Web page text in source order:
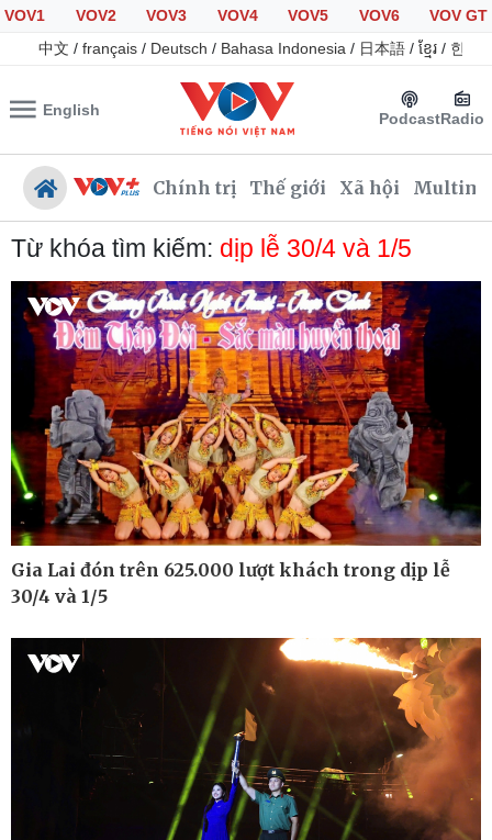
VOV1 VOV2 VOV3 VOV4 VOV5 VOV6
VOV GT
中文 / français / Deutsch / Bahasa Indonesia / 日本語 / ខ្មែរ / 한국
English PodcastRadio
Chính trị Thế giới Xã hội
Chính trị
Đảng
Tổ chức nhân sự
Quốc hội
Nhận diện sự thật
Xã hội
Tin 24h
Giáo dục
Dự báo thời tiết
Dấu ấn VOV
Việc làm
Biển đảo
Quan sát
Cuộc sống đó đây
Ảnh
Video
E-Magazine
Infographic
Từ khóa tìm kiếm: dịp lễ 30/4 và 1/5
Gia Lai đón trên 625.000 lượt khách trong dịp lễ
30/4 và 1/5